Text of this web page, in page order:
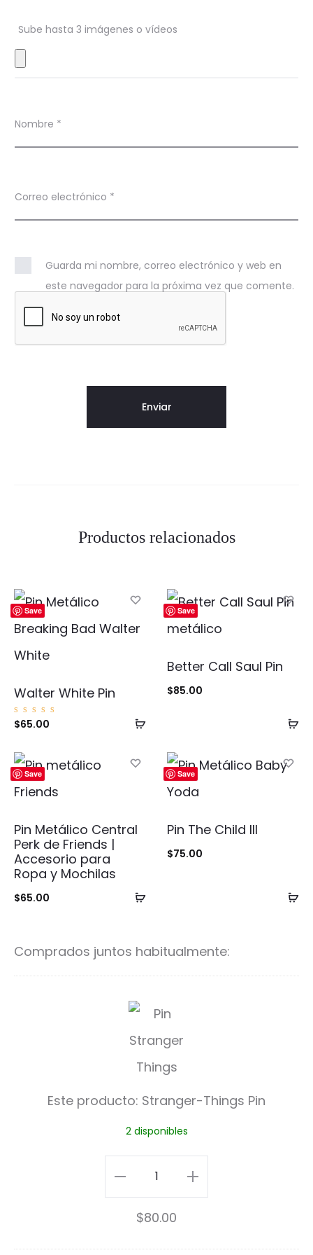
e
s
Sube hasta 3 imágenes o vídeos
Nombre *
Correo electrónico *
Guarda mi nombre, correo electrónico y web en
este navegador para la próxima vez que comente.
Productos relacionados
Save
Añadir
carrito
Walter White Pin
Valorad
o con
$65.00
Save
Better Call Saul Pin
$85.00
Save
Añadir
Pin Metálico Central
Perk de Friends |
Accesorio para
Ropa y Mochilas
$65.00
Save
Pin The Child III
$75.00
Comprados juntos habitualmente:
S
t
r
g
r
-
T
Este producto: Stranger-Things Pin
2 disponibles
Stranger-
Things
$80.00